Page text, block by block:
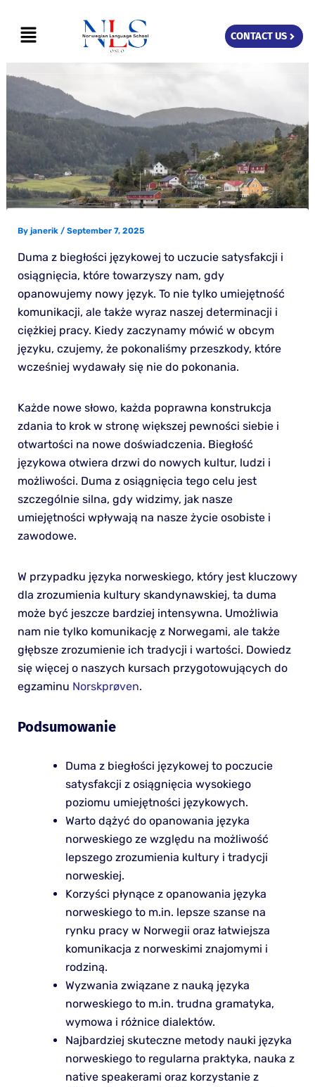
content
Menu CONTACT US
By janerik / September 7, 2025
Duma z biegłości językowej to uczucie satysfakcji i
osiągnięcia, które towarzyszy nam, gdy
opanowujemy nowy język. To nie tylko umiejętność
komunikacji, ale także wyraz naszej determinacji i
ciężkiej pracy. Kiedy zaczynamy mówić w obcym
języku, czujemy, że pokonaliśmy przeszkody, które
wcześniej wydawały się nie do pokonania.
Każde nowe słowo, każda poprawna konstrukcja
zdania to krok w stronę większej pewności siebie i
otwartości na nowe doświadczenia. Biegłość
językowa otwiera drzwi do nowych kultur, ludzi i
możliwości. Duma z osiągnięcia tego celu jest
szczególnie silna, gdy widzimy, jak nasze
umiejętności wpływają na nasze życie osobiste i
zawodowe.
W przypadku języka norweskiego, który jest kluczowy
dla zrozumienia kultury skandynawskiej, ta duma
może być jeszcze bardziej intensywna. Umożliwia
nam nie tylko komunikację z Norwegami, ale także
głębsze zrozumienie ich tradycji i wartości. Dowiedz
się więcej o naszych kursach przygotowujących do
egzaminu Norskprøven.
Podsumowanie
Duma z biegłości językowej to poczucie
satysfakcji z osiągnięcia wysokiego
poziomu umiejętności językowych.
Warto dążyć do opanowania języka
norweskiego ze względu na możliwość
lepszego zrozumienia kultury i tradycji
norweskiej.
Korzyści płynące z opanowania języka
norweskiego to m.in. lepsze szanse na
rynku pracy w Norwegii oraz łatwiejsza
komunikacja z norweskimi znajomymi i
rodziną.
Wyzwania związane z nauką języka
norweskiego to m.in. trudna gramatyka,
wymowa i różnice dialektów.
Najbardziej skuteczne metody nauki języka
norweskiego to regularna praktyka, nauka z
native speakerami oraz korzystanie z